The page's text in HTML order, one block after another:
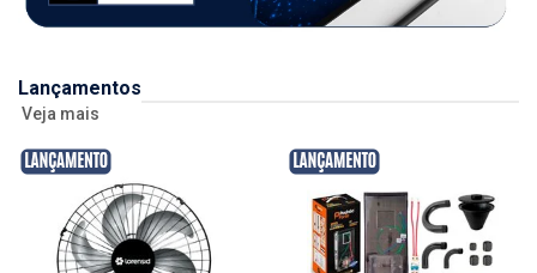
Lançamentos
Veja mais